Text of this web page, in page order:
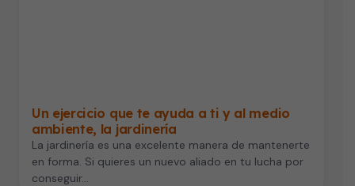
Un ejercicio que te ayuda a ti y al medio
ambiente, la jardinería
La jardinería es una excelente manera de mantenerte
en forma. Si quieres un nuevo aliado en tu lucha por
conseguir…